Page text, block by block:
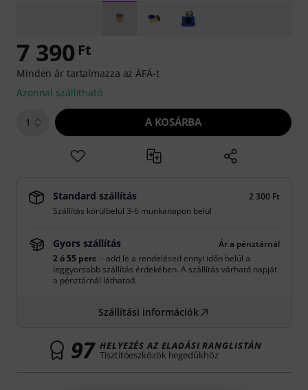
7 390 Ft
Minden ár tartalmazza az ÁFÁ-t
Azonnal szállítható
1 A KOSÁRBA
Standard szállítás
2 300 Ft
Szállítás körülbelül 3-6 munkanapon belül
Gyors szállítás
Ár a pénztárnál
2 ó 55 perc-- add le a rendelésed ennyi időn belül a
leggyorsabb szállítás érdekében. A szállítás várható napját
a pénztárnál láthatod.
Szállítási információk
97 HELYEZÉS AZ ELADÁSI RANGLISTÁN
Tisztítóeszközök hegedűkhöz